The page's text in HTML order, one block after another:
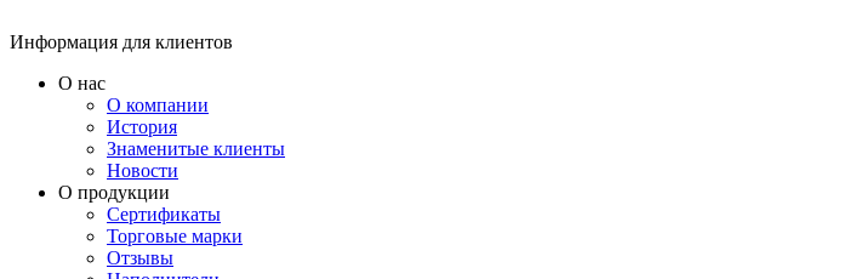
Информация для клиентов
О нас
О компании
История
Знаменитые клиенты
Новости
О продукции
Сертификаты
Торговые марки
Отзывы